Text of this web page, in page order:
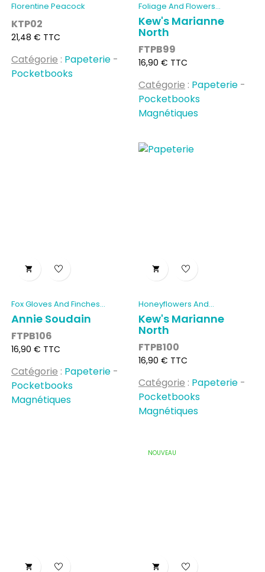
Florentine Peacock
KTP02
Prix
21,48 € TTC
Catégorie : Papeterie -
Pocketbooks
Foliage And Flowers...
Kew's Marianne
North
FTPB99
Prix
16,90 € TTC
Catégorie : Papeterie -
Pocketbooks
Magnétiques

Fox Gloves And Finches...
Annie Soudain
FTPB106
Prix
16,90 € TTC
Catégorie : Papeterie -
Pocketbooks
Magnétiques

Honeyflowers And...
Kew's Marianne
North
FTPB100
Prix
16,90 € TTC
Catégorie : Papeterie -
Pocketbooks
Magnétiques

NOUVEAU
